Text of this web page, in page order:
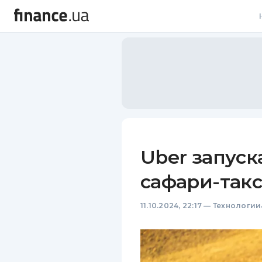
Uber
сафари-
11.10.2024, 22:17 —